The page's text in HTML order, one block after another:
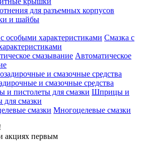
для разъемных корпусов
и шайбы
Смазка с
Автоматическое
и смазочные средства
Шприцы и
для смазки
Многоцелевые смазки
акциях первым